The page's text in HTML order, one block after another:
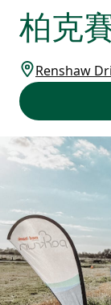
柏克
Renshaw